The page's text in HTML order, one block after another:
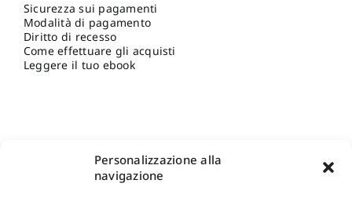
Personalizzazione alla
navigazione
Sicurezza sui pagamenti
Modalità di pagamento
Diritto di recesso
Come effettuare gli acquisti
Leggere il tuo ebook